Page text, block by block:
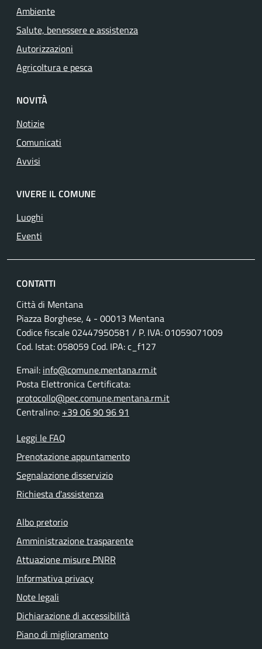
Ambiente
Salute, benessere e assistenza
Autorizzazioni
Agricoltura e pesca
NOVITÀ
Notizie
Comunicati
Avvisi
VIVERE IL COMUNE
Luoghi
Eventi
CONTATTI
Città di Mentana
Piazza Borghese, 4 - 00013 Mentana
Codice fiscale02447950581 / P. IVA:01059071009
Cod. Istat: 058059 Cod. IPA: c_f127
Email: info@comune.mentana.rm.it
Posta Elettronica Certificata:
protocollo@pec.comune.mentana.rm.it
Centralino: +39 06 90 96 91
Leggi le FAQ
Prenotazione appuntamento
Segnalazione disservizio
Richiesta d'assistenza
Albo pretorio
Amministrazione trasparente
Attuazione misure PNRR
Informativa privacy
Note legali
Dichiarazione di accessibilità
Piano di miglioramento